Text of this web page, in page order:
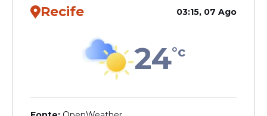
retrospecto positivo para a
traumas em Copas do
Mundo
Veja Também
Recife 03:15, 07 Ago
24°c